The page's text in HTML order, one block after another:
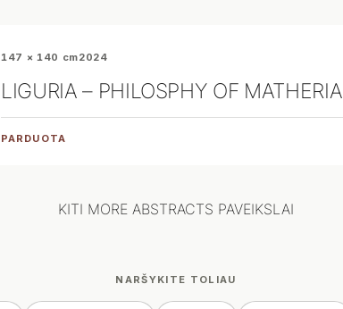
147 × 140 cm2024
LIGURIA – PHILOSPHY OF MATHERIA
PARDUOTA
KITI MORE ABSTRACTS PAVEIKSLAI
NARŠYKITE TOLIAU